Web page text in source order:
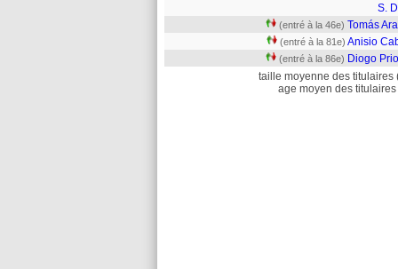
S.
(entré à la 46e) Tomás
(entré à la 81e) Anisio
(entré à la 86e) Diogo
taille moyenne des titulaires
age moyen des titulaires